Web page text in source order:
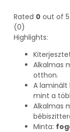
Rated 0 out of 5
(0)
Highlights:
Alkalmas
otthon.
A laminált
mint a
Alkalmas
Minta: